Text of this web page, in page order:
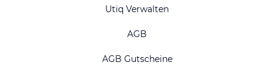
Utiq Verwalten
AGB
AGB Gutscheine